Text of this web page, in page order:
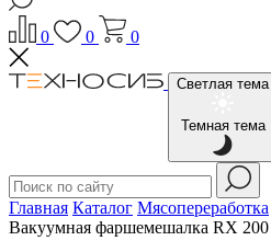
0 0 0
Светлая тема
Темная тема
Главная Каталог Мясопереработка
Вакуумная фаршемешалка RX